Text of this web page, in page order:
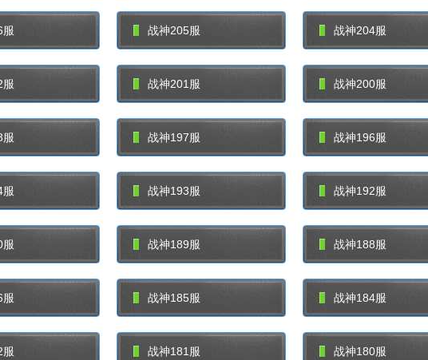
服 战神205服 战神204服
服 战神201服 战神200服
服 战神197服 战神196服
服 战神193服 战神192服
服 战神189服 战神188服
服 战神185服 战神184服
服 战神181服 战神180服